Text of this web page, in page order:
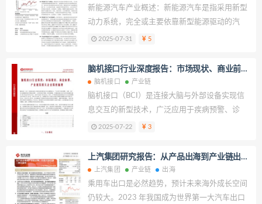
头模组市场有望从 2023 年的 360 亿美元增长至
2029 年的 460 亿美元。
新能源汽车产业概述：新能源汽车是指采用新型
动力系统，完全或主要依靠新型能源驱动的汽
车，包括插电式混合动力(含增程式)汽车、纯电
链覆盖范围广泛，从上游环节来看，涵盖锂矿等
资源的开采，以及电芯生产所需的正极材料、负
极材料、电解液、隔膜等关键电池材料；中游聚
焦于关键的电池、电机、电控系统，以及智能驾
2025-07-31 5
脑机接口行业深度报告：市场现状、商业前
景、产业链及相关企业深度梳理
脑机接口 产业链
脑机接口（BCI）是连接大脑与外部设备实现信
息交互的新型技术，广泛应用于疾病预警、诊
断、治疗和功能增强等医疗领域及消费、工业等
用市场规模有望在 2030 年达到 400 亿美元，
2040 年达到 1450 亿美元。其中，以中枢神经
系统疾病治疗为主的市场规模2030 年预计为
150 亿，2040 年为 850 亿；以情绪评估与干预
2025-07-22 3
上汽集团研究报告：从产品出海到产业链出
海，打造大自主第二增长曲线
上汽集团 产业链 出海
乘用车出口是必然趋势，预计未来海外成长空间
仍较大。2023 年我国成为世界第一大汽车出口